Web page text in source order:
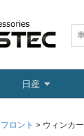
日産
フロント > ウィンカー